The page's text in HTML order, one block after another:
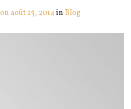
on août 25, 2014in Blog